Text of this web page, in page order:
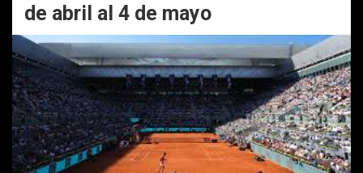
de abril al 4 de mayo